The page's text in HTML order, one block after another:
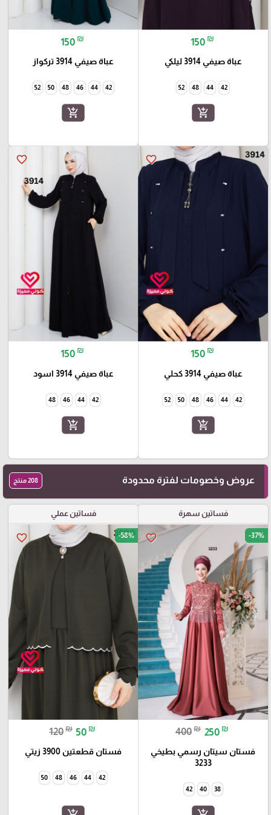
150 ₪
عباة صيفي 3914 ليلكي
42
44
48
52
add_shopping_cart
150 ₪
عباة صيفي 3914 تركواز
42
44
46
48
50
52
add_shopping_cart
favorite_border
150 ₪
عباة صيفي 3914 كحلي
42
44
46
48
50
52
add_shopping_cart
favorite_border
150 ₪
عباة صيفي 3914 اسود
42
44
46
48
add_shopping_cart
عروض وخصومات لفترة محدودة 208 منتج
فساتين سهرة
favorite_border -37%
400₪ 250 ₪
فستان سيتان رسمي بطيخي
3233
38
40
42
فساتين عملي
favorite_border -58%
120₪ 50 ₪
فستان قطعتين 3900 زيتي
42
44
46
48
50